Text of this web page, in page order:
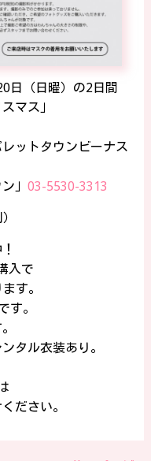
日（日曜）の2日間
マス」
トタウンビーナス
」 03-5530-3313
入で
す。
す。
タル衣装あり。
ださい。